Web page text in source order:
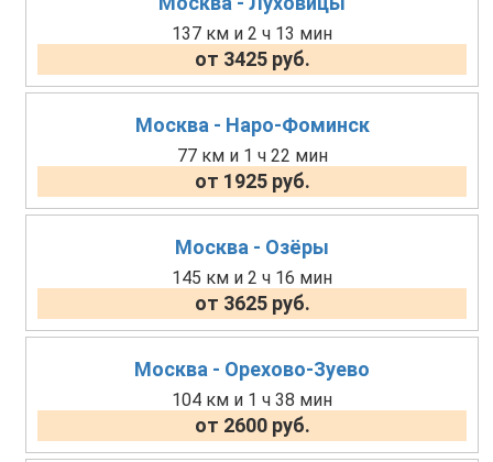
137 км и 2 ч 13 мин
от 3425 руб.
Москва - Наро-Фоминск
77 км и 1 ч 22 мин
от 1925 руб.
Москва - Озёры
145 км и 2 ч 16 мин
от 3625 руб.
Москва - Орехово-Зуево
104 км и 1 ч 38 мин
от 2600 руб.